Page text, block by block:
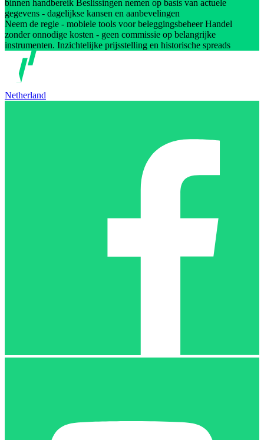
binnen handbereik Beslissingen nemen op basis van actuele
gegevens - dagelijkse kansen en aanbevelingen
Neem de regie - mobiele tools voor beleggingsbeheer Handel
zonder onnodige kosten - geen commissie op belangrijke
instrumenten. Inzichtelijke prijsstelling en historische spreads
Netherland